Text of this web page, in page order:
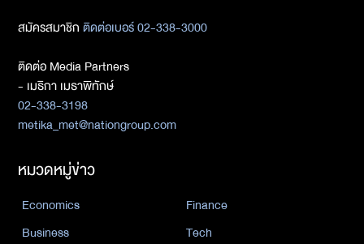
สมัครสมาชิกติดต่อเบอร์ 02-338-3000
ติดต่อ Media Partners
- เมธิกา เมธาพิทักษ์
02-338-3198
metika_met@nationgroup.com
หมวดหมู่ข่าว
Economics
Finance
Business
Tech